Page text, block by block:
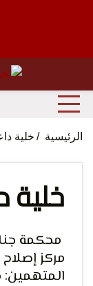
منظمة حقوقية
الرئيسية خلية
محكمة
مركز